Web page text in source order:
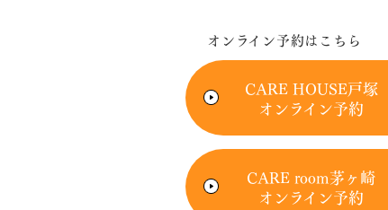
オンライン予約はこちら
CARE HOUSE戸塚
オンライン予約
CARE room茅ヶ崎
オンライン予約